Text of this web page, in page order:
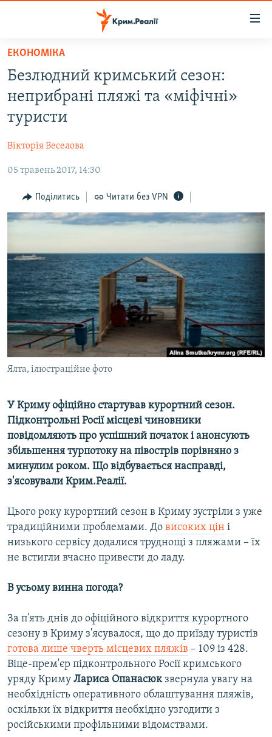
Перейти
основного
матеріалу
Перейти
до
основної
навігації
Перейти
пошуку
ВОДА.КРИМ
ВІДЕО ТА ФОТО
БЛОГИ
ПОГЛЯД
ІНТЕРВ'Ю
ВСЕ ЗА ДЕНЬ
ДЕПОРТАЦІЯ
ВІДЕОУРОКИ «ELIFBE»
СВІДЧЕННЯ ОКУПАЦІЇ
УКРАЇНСЬКА ПРОБЛЕМА КРИМУ
ІНФОГРАФІКА
ЯК ОБІЙТИ БЛОКУВАННЯ
Русский
Qırımtatar
ДОЛУЧАЙСЯ!
Усі сайти RFE/RL
ЕКОНОМІКА
Безлюдний кримський сезон:
неприбрані пляжі та «міфічні»
туристи
Вікторія Веселова
05 травень 2017, 14:30
Поділитись Читати без VPN
Ялта, ілюстраційне фото
У Криму офіційно стартував курортний сезон.
Підконтрольні Росії місцеві чиновники
повідомляють про успішний початок і анонсують
збільшення турпотоку на півострів порівняно з
минулим роком. Що відбувається насправді,
з'ясовували Крим.Реалії.
Цього року курортний сезон в Криму зустріли з уже
традиційними проблемами. До високих цін і
низького сервісу додалися труднощі з пляжами – їх
не встигли вчасно привести до ладу.
В усьому винна погода?
За п'ять днів до офіційного відкриття курортного
сезону в Криму з'ясувалося, що до приїзду туристів
готова лише чверть місцевих пляжів – 109 із 428.
Віце-прем'єр підконтрольного Росії кримського
уряду Криму Лариса Опанасюкзвернула увагу на
необхідність оперативного облаштування пляжів,
оскільки їх відкриття необхідно узгодити з
російськими профільними відомствами.